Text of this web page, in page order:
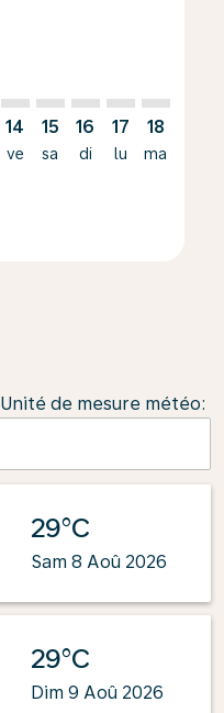
14
ve
15
sa
16
di
17
lu
18
ma
Unité de mesure météo:
29°C
Sam 8 Aoû 2026
29°C
Dim 9 Aoû 2026